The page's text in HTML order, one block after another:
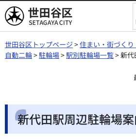
世田谷区
世田谷区トップページ >住まい・街づく
自動二輪>駐輪場>駅別駐輪場一覧> 新
新代田駅周辺駐輪場